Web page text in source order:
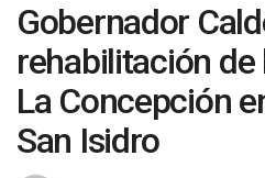
Gobernador
rehabilitación
La Concepción
San Isidro